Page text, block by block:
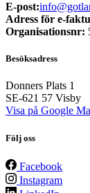
E-post:
Adress för e-
Organisationsnr:
Besöksadress
Donners Plats 1
SE-621 57 Visby
Visa på Google
Följ oss
Facebook
Instagram